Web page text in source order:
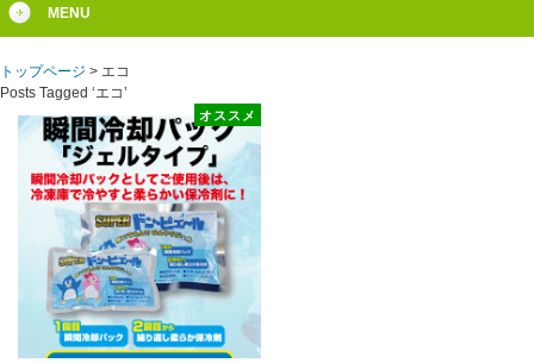
MENU
トップページ > エコ
Posts Tagged ‘エコ’
オススメ